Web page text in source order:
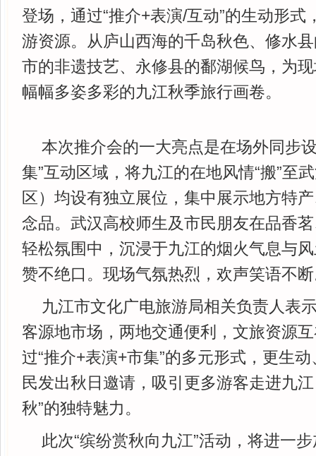
登场，通过“推介+表演/互动”的生动形式
游资源。从庐山西海的千岛秋色、修水
市的非遗技艺、永修县的鄱湖候鸟，为
幅幅多姿多彩的九江秋季旅行画卷。
本次推介会的一大亮点是在场外同步
集”互动区域，将九江的在地风情“搬”至
区）均设有独立展位，集中展示地方特
念品。武汉高校师生及市民朋友在品香
轻松氛围中，沉浸于九江的烟火气息与
赞不绝口。现场气氛热烈，欢声笑语不
九江市文化广电旅游局相关负责人表
客源地市场，两地交通便利，文旅资源
过“推介+表演+市集”的多元形式，更生
民发出秋日邀请，吸引更多游客走进九
秋”的独特魅力。
此次“缤纷赏秋向九江”活动，将进一